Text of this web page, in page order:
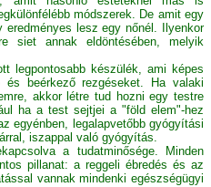
módszerek. De amit egy
lesz egy nőnél. Ilyenkor
siet annak eldöntésében, melyik
legpontosabb készülék, ami képes
beérkező rezgéseket. Ha valaki
akkor létre tud hozni egy testre
ha a test sejtjei a "föld elem"-hez
egyénben, legalapvetőbb gyógyítási
iszappal való gyógyítás.
a tudatminősége. Minden
pillanat: a reggeli ébredés és az
vannak mindenki egészségügyi